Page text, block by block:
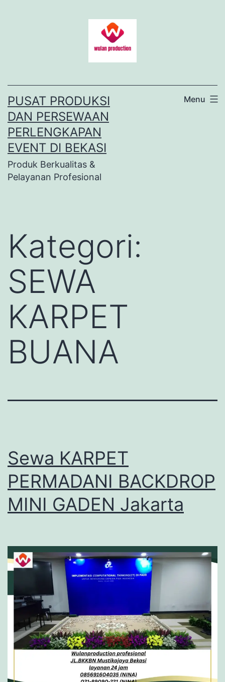
PUSAT PRODUKSI
DAN PERSEWAAN
PERLENGKAPAN
EVENT DI BEKASI
Produk Berkualitas &
Pelayanan Profesional
Menu
Kategori:
SEWA
KARPET
BUANA
Sewa KARPET
PERMADANI BACKDROP
MINI GADEN Jakarta